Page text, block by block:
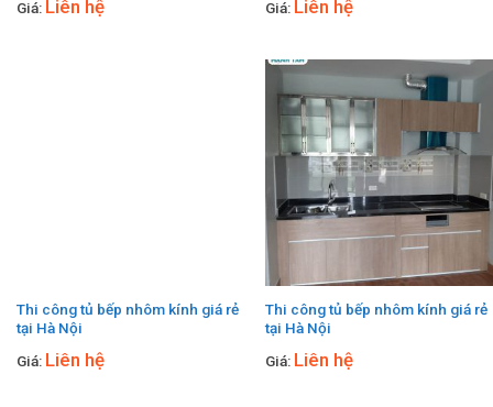
Giá: Liên hệ
Giá: Liên hệ
Thi công tủ bếp nhôm kính giá rẻ
tại Hà Nội
Giá: Liên hệ
Thi công tủ bếp nhôm kính giá rẻ
tại Hà Nội
Giá: Liên hệ